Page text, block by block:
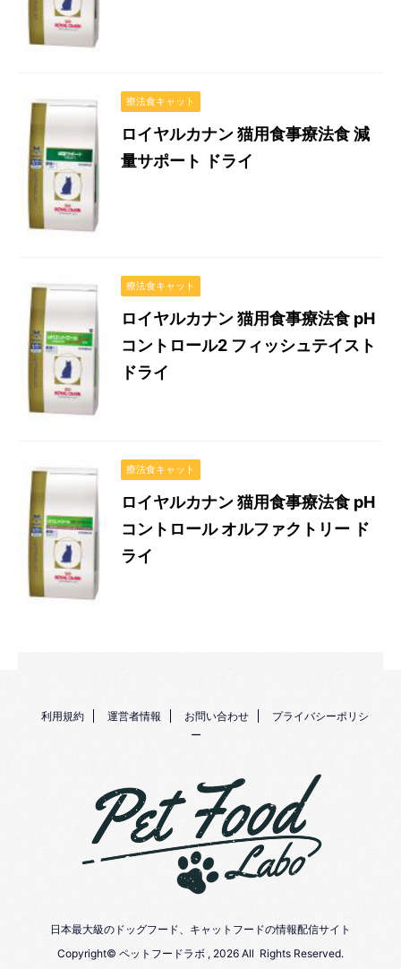
療法食キャット
ロイヤルカナン 猫用食事療法食 減
量サポート ドライ
療法食キャット
ロイヤルカナン 猫用食事療法食 pH
コントロール2 フィッシュテイスト
ドライ
療法食キャット
ロイヤルカナン 猫用食事療法食 pH
コントロール オルファクトリー ド
ライ
利用規約 運営者情報 お問い合わせ
プライバシーポリシ
ー
日本最大級のドッグフード、キャットフードの情報配信サイト
Copyright© ペットフードラボ , 2026 All Rights Reserved.